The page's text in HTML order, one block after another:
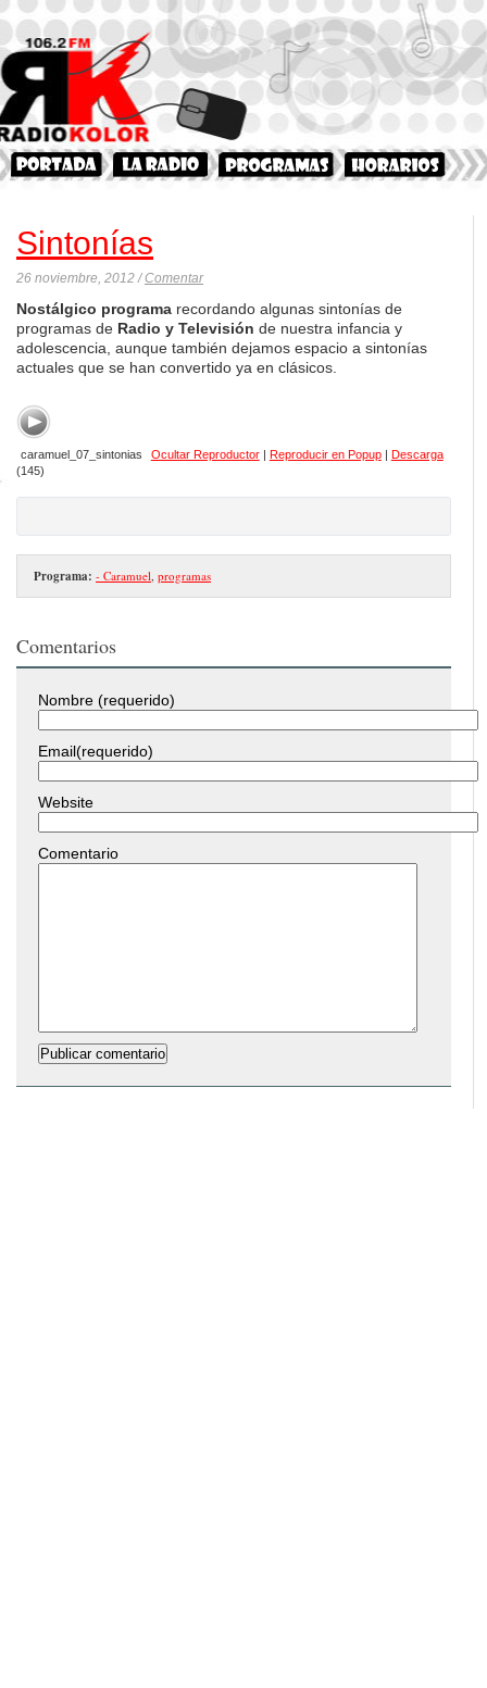
Sintonías
26 noviembre, 2012 /Comentar
Nostálgico programa recordando algunas sintonías de
programas de Radio y Televisión de nuestra infancia y
adolescencia, aunque también dejamos espacio a sintonías
actuales que se han convertido ya en clásicos.
caramuel_07_sintonias Ocultar Reproductor| Reproducir en Popup| Descarga
(145)
Programa: - Caramuel programas
Comentarios
Nombre (requerido)
Email(requerido)
Website
Comentario